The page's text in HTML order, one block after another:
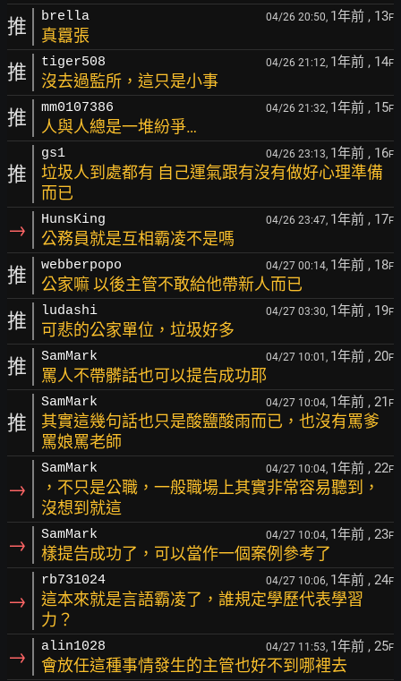
推 brella 04/26 20:50, 1年前 , 13F
真囂張
推 tiger508 04/26 21:12, 1年前 , 14F
沒去過監所，這只是小事
推 mm0107386 04/26 21:32, 1年前 , 15F
人與人總是一堆紛爭…
推
gs1 04/26 23:13, 1年前 , 16F
垃圾人到處都有 自己運氣跟有沒有做好心理準備
而已
→ HunsKing 04/26 23:47, 1年前 , 17F
公務員就是互相霸凌不是嗎
推 webberpopo 04/27 00:14, 1年前 , 18F
公家嘛 以後主管不敢給他帶新人而已
推 ludashi 04/27 03:30, 1年前 , 19F
可悲的公家單位，垃圾好多
推 SamMark 04/27 10:01, 1年前 , 20F
罵人不帶髒話也可以提告成功耶
推
SamMark 04/27 10:04, 1年前 , 21 F
其實這幾句話也只是酸鹽酸雨而已，也沒有罵爹
罵娘罵老師
→
SamMark 04/27 10:04, 1年前 , 22F
，不只是公職，一般職場上其實非常容易聽到，
沒想到就這
→ SamMark 04/27 10:04, 1年前 , 23F
樣提告成功了，可以當作一個案例參考了
→
rb731024 04/27 10:06, 1年前 , 24F
這本來就是言語霸凌了，誰規定學歷代表學習
力？
→ alin1028 04/27 11:53, 1年前 , 25F
會放任這種事情發生的主管也好不到哪裡去